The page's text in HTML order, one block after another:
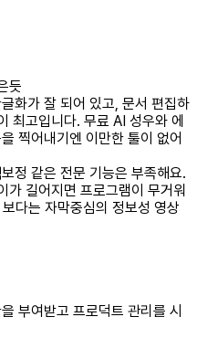
듯
화가 잘 되어 있고, 문서 편집하
최고입니다. 무료 AI 성우와 에
찍어내기엔 이만한 툴이 없어
정 같은 전문 기능은 부족해요.
가 길어지면 프로그램이 무거워
다는 자막중심의 정보성 영상
부여받고 프로덕트 관리를 시